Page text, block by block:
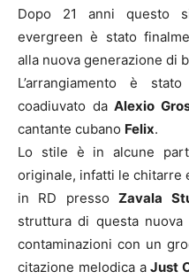
Dopo 21 anni questo
evergreen è stato
alla nuova generazione di
L’arrangiamento è
coadiuvato daAlexio
cantante cubano Felix.
Lo stile è in alcune
originale, infatti le chitarre
in RD pressoZavala
struttura di questa
contaminazioni con un
citazione melodica aJust